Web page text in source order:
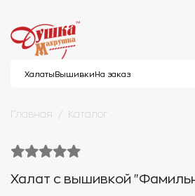
Халаты Вышивки На заказ
Главная Каталог
Халат с вышивкой